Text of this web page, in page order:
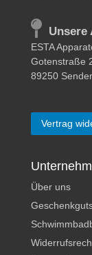
ESTA
Gotenstraße
89250
Vertrag
Über uns